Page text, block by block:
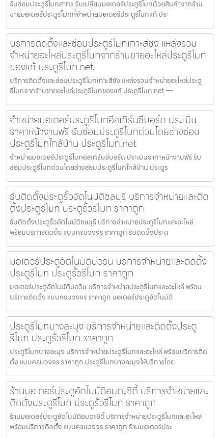
รับซ่อมประตูรีโมทสาทร รับเปลี่ยนมอเตอร์ประตูรีโมทด้วยสินค้าจากร้าน
ขายมอเตอร์ประตูรีโมทที่จำหน่ายมอเตอร์ประตูรีโมทแท้ ประ
บริการติดตั้งและซ่อมประตูรีโมทเกาะสีชัง แหล่งรวม
จำหน่ายอะไหล่ประตูรีโมทจากร้านขายอะไหล่ประตูรีโมท
ของแท้ ประตูรีโมท.net
บริการติดตั้งและซ่อมประตูรีโมทเกาะสีชัง แหล่งรวมจำหน่ายอะไหล่ประตู
รีโมทจากร้านขายอะไหล่ประตูรีโมทของแท้ ประตูรีโมท.net —
จำหน่ายมอเตอร์ประตูรีโมทอีสเทิร์นซีบอร์ด ประเมิน
ราคาหน้างานฟรี รับซ่อมประตูรีโมทด่วนโดยช่างซ่อม
ประตูรีโมทใกล้บ้าน ประตูรีโมท.net
จำหน่ายมอเตอร์ประตูรีโมทอีสเทิร์นซีบอร์ด ประเมินราคาหน้างานฟรี รับ
ซ่อมประตูรีโมทด่วนโดยช่างซ่อมประตูรีโมทใกล้บ้าน ประตูร
รับติดตั้งประตูรั้วอัตโนมัติชลบุรี บริการจำหน่ายและติด
ตั้งประตูรีโมท ประตูรั้วรีโมท ราคาถูก
รับติดตั้งประตูรั้วอัตโนมัติชลบุรี บริการจำหน่ายประตูรีโมทและอะไหล่
พร้อมบริการติดตั้ง แบบครบวงจร ราคาถูก รับติดตั้งประต
มอเตอร์ประตูอัตโนมัติบ่อวิน บริการจำหน่ายและติดตั้ง
ประตูรีโมท ประตูรั้วรีโมท ราคาถูก
มอเตอร์ประตูอัตโนมัติบ่อวิน บริการจำหน่ายประตูรีโมทและอะไหล่ พร้อม
บริการติดตั้ง แบบครบวงจร ราคาถูก มอเตอร์ประตูอัตโนมัติ
ประตูรีโมทบางละมุง บริการจำหน่ายและติดตั้งประตู
รีโมท ประตูรั้วรีโมท ราคาถูก
ประตูรีโมทบางละมุง บริการจำหน่ายประตูรีโมทและอะไหล่ พร้อมบริการติด
ตั้ง แบบครบวงจร ราคาถูก ประตูรีโมทบางละมุงให้บริการโดย
ร้านมอเตอร์ประตูอัตโนมัติอมตะซิตี้ บริการจำหน่ายและ
ติดตั้งประตูรีโมท ประตูรั้วรีโมท ราคาถูก
ร้านมอเตอร์ประตูอัตโนมัติอมตะซิตี้ บริการจำหน่ายประตูรีโมทและอะไหล่
พร้อมบริการติดตั้ง แบบครบวงจร ราคาถูก ร้านมอเตอร์ประ